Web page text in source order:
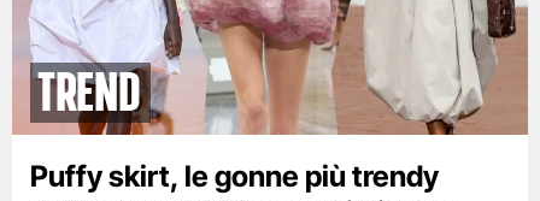
Trend
Puffy skirt, le gonne più trendy